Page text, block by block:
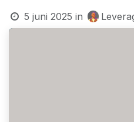
5 juni 2025 in